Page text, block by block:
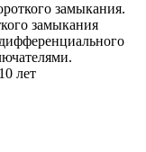
замыкания.
замыкания
лет